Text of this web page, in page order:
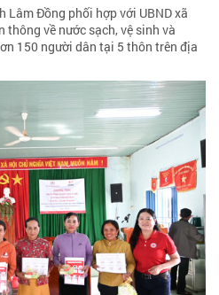
Lâm Đồng phối hợp với UBND xã
thông về nước sạch, vệ sinh và
150 người dân tại 5 thôn trên địa